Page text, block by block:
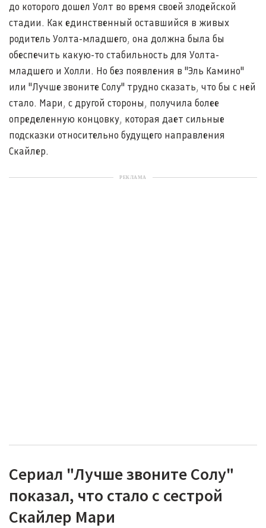
до которого дошел Уолт во время своей злодейской
стадии. Как единственный оставшийся в живых
родитель Уолта-младшего, она должна была бы
обеспечить какую-то стабильность для Уолта-
младшего и Холли. Но без появления в "Эль Камино"
или "Лучше звоните Солу" трудно сказать, что бы с ней
стало. Мари, с другой стороны, получила более
определенную концовку, которая дает сильные
подсказки относительно будущего направления
Скайлер.
РЕКЛАМА
Сериал "Лучше звоните Солу"
показал, что стало с сестрой
Скайлер Мари